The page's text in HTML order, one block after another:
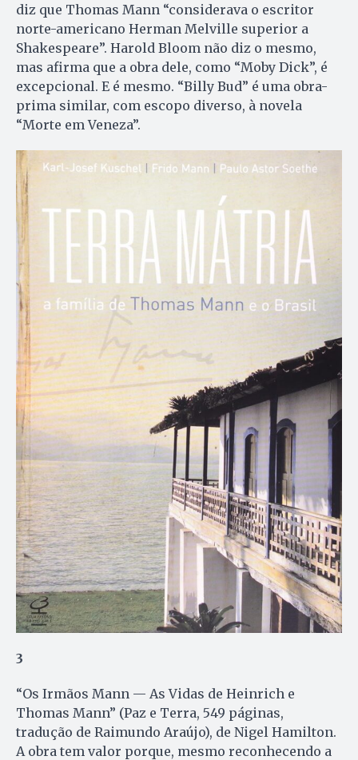
diz que Thomas Mann “considerava o escritor
norte-americano Herman Melville superior a
Shakespeare”. Harold Bloom não diz o mesmo,
mas afirma que a obra dele, como “Moby Dick”, é
excepcional. E é mesmo. “Billy Bud” é uma obra-
prima similar, com escopo diverso, à novela
“Morte em Veneza”.
3
“Os Irmãos Mann — As Vidas de Heinrich e
Thomas Mann” (Paz e Terra, 549 páginas,
tradução de Raimundo Araújo), de Nigel Hamilton.
A obra tem valor porque, mesmo reconhecendo a